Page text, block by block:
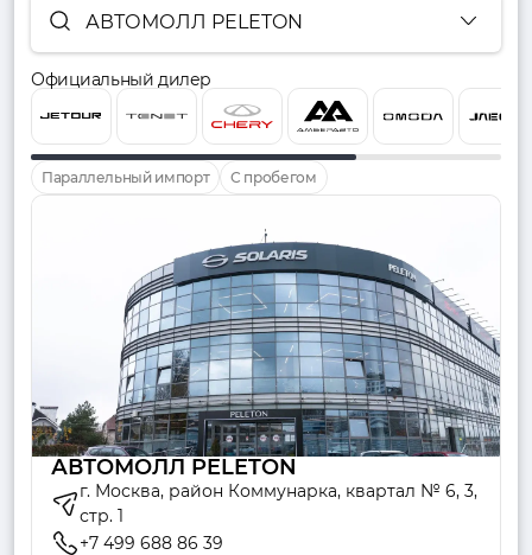
АВТОМОЛЛ PELETON
Официальный дилер
Параллельный импорт С пробегом
АВТОМОЛЛ PELETON
г. Москва, район Коммунарка, квартал № 6, 3,
стр. 1
+7 499 688 86 39